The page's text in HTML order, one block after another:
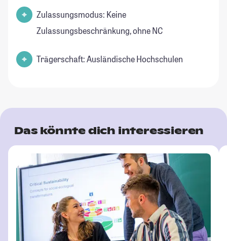
Zulassungsmodus: Keine
Zulassungsbeschränkung, ohne NC
Trägerschaft: Ausländische Hochschulen
Das könnte dich interessieren